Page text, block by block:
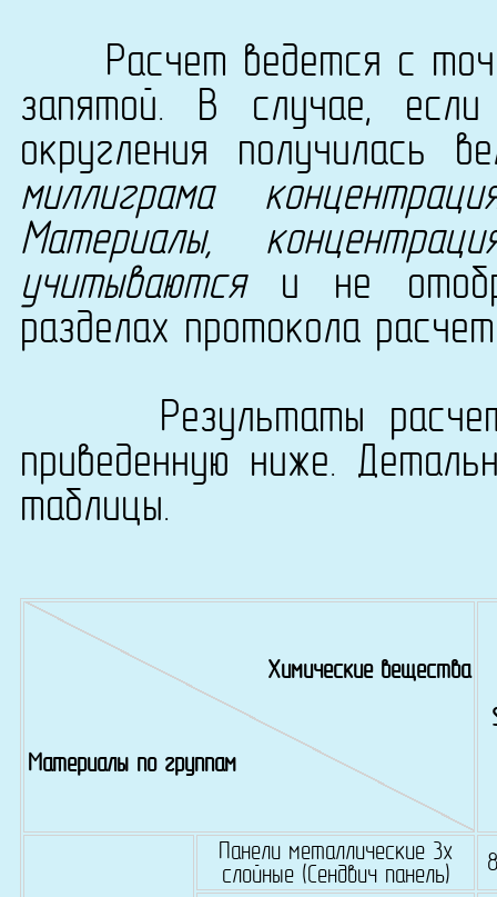
Расчет ведется с
запятой. В случае,
округления получилась
миллиграма
Материалы,
учитываютсяи не
разделах протокола
Результаты расчета
приведенную ниже.
таблицы.
Химические вещества
Материалы по группам
Панели металлические 3х
слойные (Сендвич панель)